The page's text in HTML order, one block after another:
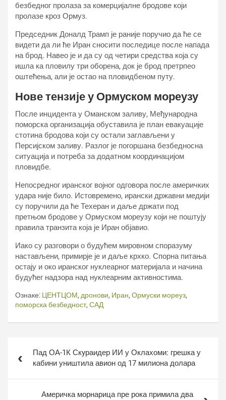
безбедног пролаза за комерцијалне бродове који
пролазе кроз Ормуз.
Председник Доналд Трамп је раније поручио да ће се
видети да ли ће Иран сносити последице после напада
на брод. Навео је и да су од четири средства која су
ишла ка пловилу три оборена, док је брод претрпео
оштећења, али је остао на пловидбеном путу.
Нове тензије у Ормуском мореузу
После инцидента у Оманском заливу, Међународна
поморска организација обуставила је план евакуације
стотина бродова који су остали заглављени у
Персијском заливу. Разлог је погоршана безбедносна
ситуација и потреба за додатном координацијом
пловидбе.
Непосредног иранског војног одговора после америчких
удара није било. Истовремено, ирански државни медији
су поручили да ће Техеран и даље држати под
претњом бродове у Ормуском мореузу који не поштују
правила транзита која је Иран објавио.
Иако су разговори о будућем мировном споразуму
настављени, примирје је и даље крхко. Спорна питања
остају и око иранског нуклеарног материјала и начина
будућег надзора над нуклеарним активностима.
Ознаке: ЦЕНТЦОМ, дронови, Иран, Ормуски мореуз,
поморска безбедност, САД
чланкаПад ОА-1К Скyраидер ИИ у Оклахоми: грешка у
кабини уништила авион од 17 милиона долара
Америчка морнарица пре рока примила два